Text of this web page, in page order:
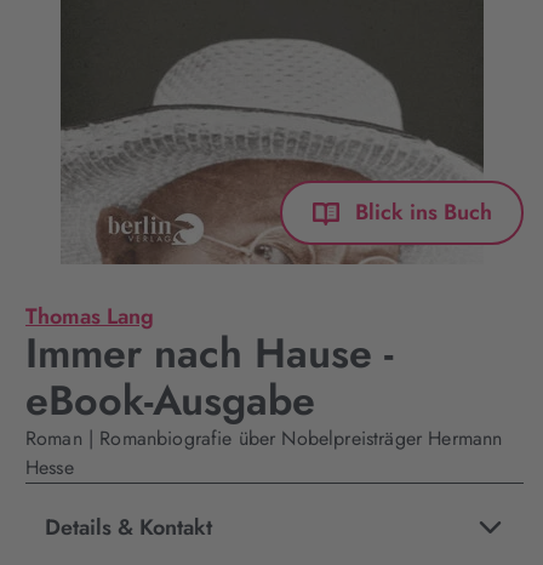
Blick ins Buch
Thomas Lang
Immer nach Hause -
eBook-Ausgabe
Roman | Romanbiografie über Nobelpreisträger Hermann
Hesse
Details & Kontakt